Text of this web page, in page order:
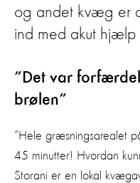
og andet kvæg er
ind med akut hjælp
”Det var
brølen”
”Hele græsningsarealet
45 minutter! Hvordan
Storani er en lokal